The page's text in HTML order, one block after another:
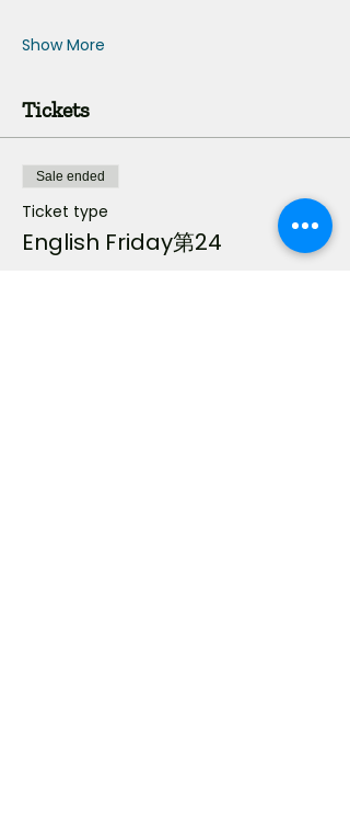
Show More
Tickets
Sale ended
Ticket type
English Friday第24